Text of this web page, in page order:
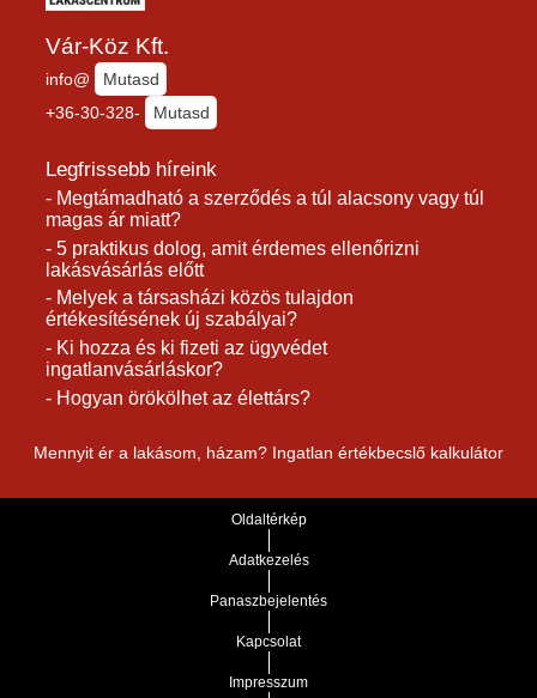
Vár-Köz Kft.
info@
Mutasd
+36-30-328-
Mutasd
Legfrissebb híreink
- Megtámadható a szerződés a túl alacsony vagy túl
magas ár miatt?
- 5 praktikus dolog, amit érdemes ellenőrizni
lakásvásárlás előtt
- Melyek a társasházi közös tulajdon
értékesítésének új szabályai?
- Ki hozza és ki fizeti az ügyvédet
ingatlanvásárláskor?
- Hogyan örökölhet az élettárs?
Mennyit ér a lakásom, házam? Ingatlan értékbecslő kalkulátor
Oldaltérkép
Adatkezelés
Panaszbejelentés
Kapcsolat
Impresszum